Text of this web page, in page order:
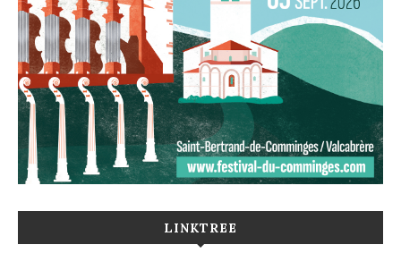
LINKTREE